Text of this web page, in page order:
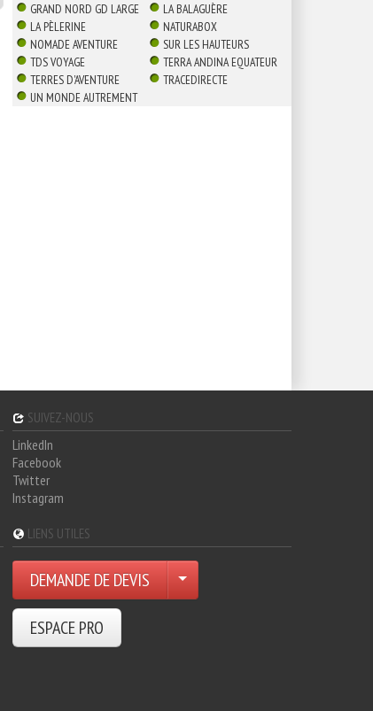
GRAND NORD GD LARGE
LA BALAGUÈRE
LA PÈLERINE
NATURABOX
NOMADE AVENTURE
SUR LES HAUTEURS
TDS VOYAGE
TERRA ANDINA EQUATEUR
TERRES D'AVENTURE
TRACEDIRECTE
UN MONDE AUTREMENT
SUIVEZ-NOUS
LinkedIn
Facebook
Twitter
Instagram
LIENS UTILES
DEMANDE DE DEVIS
ESPACE PRO